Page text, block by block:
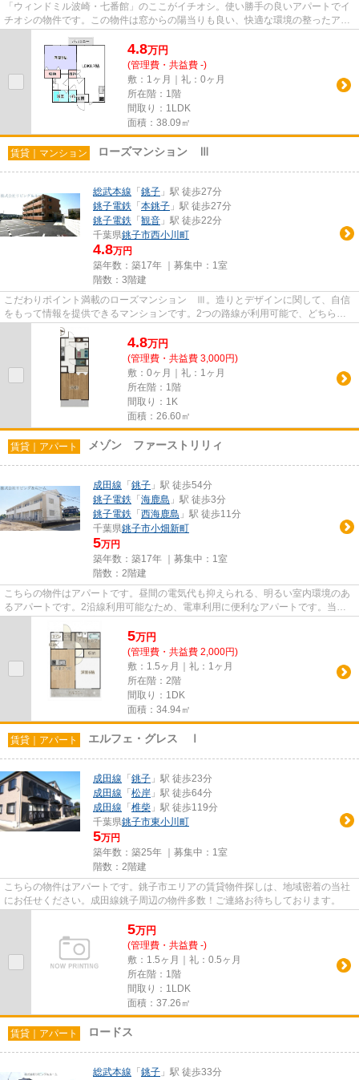
「ウィンドミル波崎・七番館」のここがイチオシ。使い勝手の良いアパートでイ
チオシの物件です。この物件は窓からの陽当りも良い、快適な環境の整ったアパ
4.8万円
(管理費・共益費 -)
敷：1ヶ月｜礼：0ヶ月
所在階：1階
間取り：1LDK
面積：38.09㎡
賃貸｜マンション ローズマンション Ⅲ
総武本線 「 銚子 」駅 徒歩27分
銚子電鉄 「 本銚子 」駅 徒歩27分
銚子電鉄 「 観音 」駅 徒歩22分
千葉県銚子市西小川町
4.8万円
築年数：築17年 ｜募集中： 1室
階数：3階建
こだわりポイント満載のローズマンション Ⅲ。造りとデザインに関して、自信
をもって情報を提供できるマンションです。2つの路線が利用可能で、どちらか
の路線にトラブルがあっても別...
4.8万円
(管理費・共益費 3,000円)
敷：0ヶ月｜礼：1ヶ月
所在階：1階
間取り：1K
面積：26.60㎡
賃貸｜アパート メゾン ファーストリリィ
成田線 「 銚子 」駅 徒歩54分
銚子電鉄 「 海鹿島 」駅 徒歩3分
銚子電鉄 「 西海鹿島 」駅 徒歩11分
千葉県銚子市小畑新町
5万円
築年数：築17年 ｜募集中： 1室
階数：2階建
こちらの物件はアパートです。昼間の電気代も抑えられる、明るい室内環境のあ
るアパートです。2沿線利用可能なため、電車利用に便利なアパートです。当社
5万円
(管理費・共益費 2,000円)
敷：1.5ヶ月｜礼：1ヶ月
所在階：2階
間取り：1DK
面積：34.94㎡
賃貸｜アパート エルフェ・グレス Ⅰ
成田線 「 銚子 」駅 徒歩23分
成田線 「 松岸 」駅 徒歩64分
成田線 「 椎柴 」駅 徒歩119分
千葉県銚子市東小川町
5万円
築年数：築25年 ｜募集中： 1室
階数：2階建
こちらの物件はアパートです。銚子市エリアの賃貸物件探しは、地域密着の当社
にお任せください。成田線銚子周辺の物件多数！ご連絡お待ちしております。
5万円
(管理費・共益費 -)
敷：1.5ヶ月｜礼：0.5ヶ月
所在階：1階
間取り：1LDK
面積：37.26㎡
賃貸｜アパート ロードス
総武本線 「 銚子 」駅 徒歩33分